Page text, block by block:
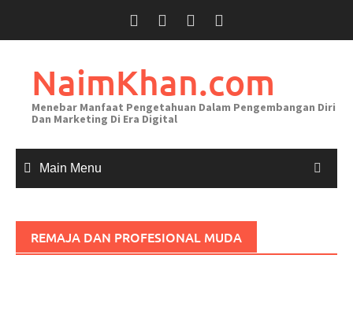
NaimKhan.com
Menebar Manfaat Pengetahuan Dalam Pengembangan Diri
Dan Marketing Di Era Digital
Main Menu
REMAJA DAN PROFESIONAL MUDA